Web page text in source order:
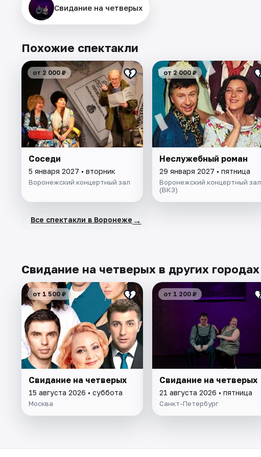
Свидание на четверых
Похожие спектакли
от 2 000 ₽
Соседи
5 января 2027 • вторник
Воронежский концертный зал
от 2 000 ₽
Неслужебный роман
29 января 2027 • пятница
Воронежский концертный зал
(ВКЗ)
Все спектакли в Воронеже →
Свидание на четверых в других городах
от 1 500 ₽
Свидание на четверых
15 августа 2026 • суббота
Москва
от 1 200 ₽
Свидание на четверых
21 августа 2026 • пятница
Санкт-Петербург